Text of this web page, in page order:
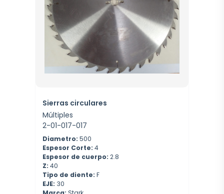
Sierras circulares
Múltiples
2-01-017-017
Diametro: 500
Espesor Corte: 4
Espesor de cuerpo: 2.8
Z: 40
Tipo de diente: F
EJE: 30